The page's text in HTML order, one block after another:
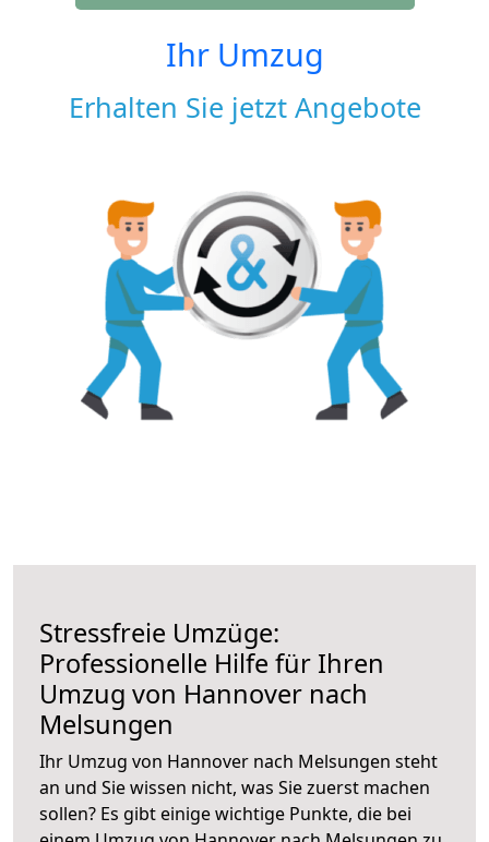
Ihr Umzug
Erhalten Sie jetzt Angebote
Stressfreie Umzüge:
Professionelle Hilfe für Ihren
Umzug von Hannover nach
Melsungen
Ihr Umzug von Hannover nach Melsungen steht
an und Sie wissen nicht, was Sie zuerst machen
sollen? Es gibt einige wichtige Punkte, die bei